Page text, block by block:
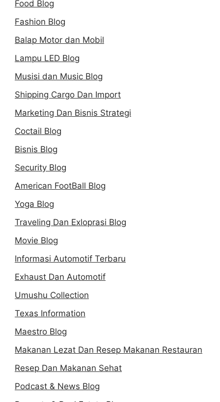
Food Blog
Fashion Blog
Balap Motor dan Mobil
Lampu LED Blog
Musisi dan Music Blog
Shipping Cargo Dan Import
Marketing Dan Bisnis Strategi
Coctail Blog
Bisnis Blog
Security Blog
American FootBall Blog
Yoga Blog
Traveling Dan Exloprasi Blog
Movie Blog
Informasi Automotif Terbaru
Exhaust Dan Automotif
Umushu Collection
Texas Information
Maestro Blog
Makanan Lezat Dan Resep Makanan Restauran
Resep Dan Makanan Sehat
Podcast & News Blog